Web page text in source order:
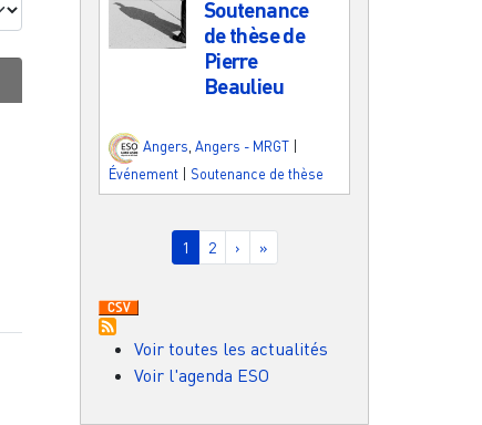
Soutenance
de thèse de
Pierre
Beaulieu
Angers Angers - MRGT
Événement | Soutenance de thèse
Pagination
Page courante
1 Page
2 Page suivante
› Dernière page
»
Voir toutes les actualités
Voir l'agenda ESO